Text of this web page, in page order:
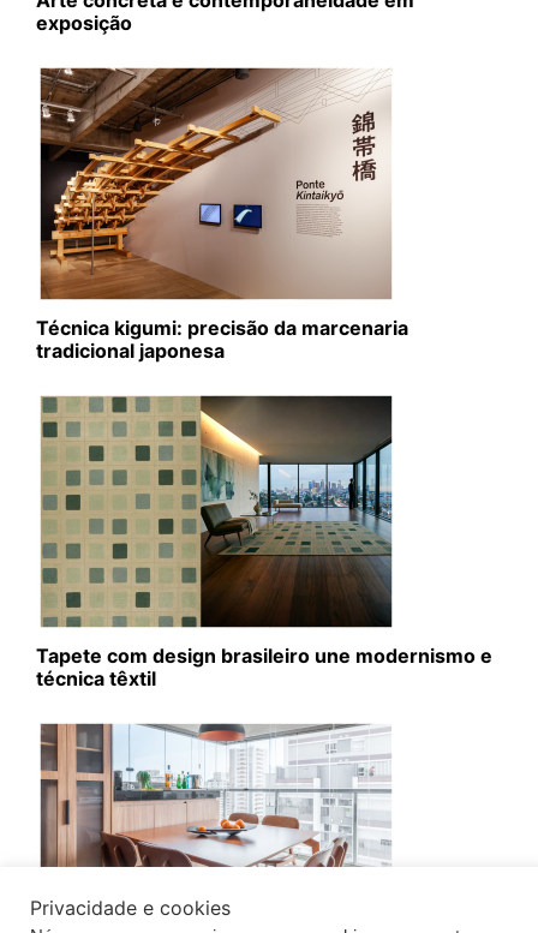
exposição
Técnica kigumi: precisão da marcenaria
tradicional japonesa
Tapete com design brasileiro une modernismo e
técnica têxtil
Privacidade e cookies